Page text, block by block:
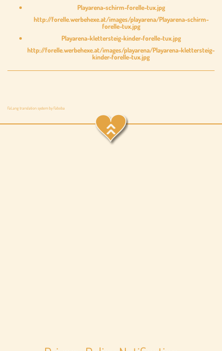
Playarena-schirm-forelle-tux.jpg
http://forelle.werbehexe.at/images/playarena/Playarena-schirm-
forelle-tux.jpg
Playarena-klettersteig-kinder-forelle-tux.jpg
http://forelle.werbehexe.at/images/playarena/Playarena-klettersteig-
kinder-forelle-tux.jpg
FaLang translation system by Faboba